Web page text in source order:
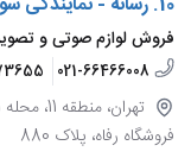
فروش لوازم صوتی و
021-66466008
تهران،
فروشگاه رفاه، پلاک 880